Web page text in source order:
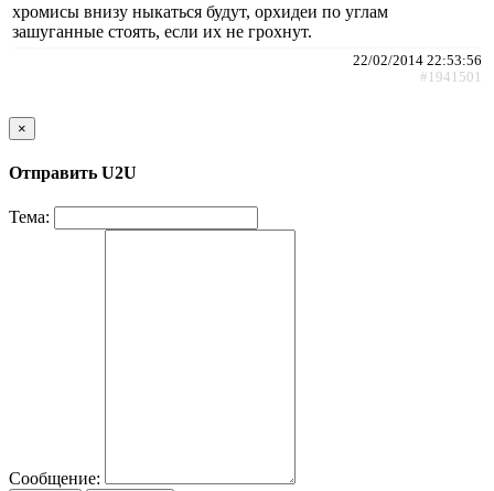
хромисы внизу ныкаться будут, орхидеи по углам
зашуганные стоять, если их не грохнут.
22/02/2014 22:53:56
#1941501
×
Отправить U2U
Тема:
Сообщение: